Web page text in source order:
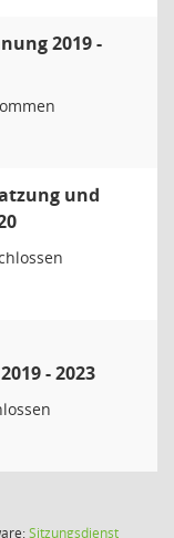
2019 -
und
- 2023
Sitzungsdienst